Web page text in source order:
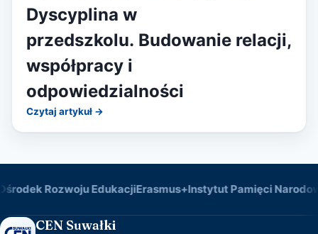
Dyscyplina w
przedszkolu. Budowanie relacji,
współpracy i
odpowiedzialności
Czytaj artykuł →
Rozwoju EdukacjiErasmus+Instytut Pamięci
CEN Suwałki